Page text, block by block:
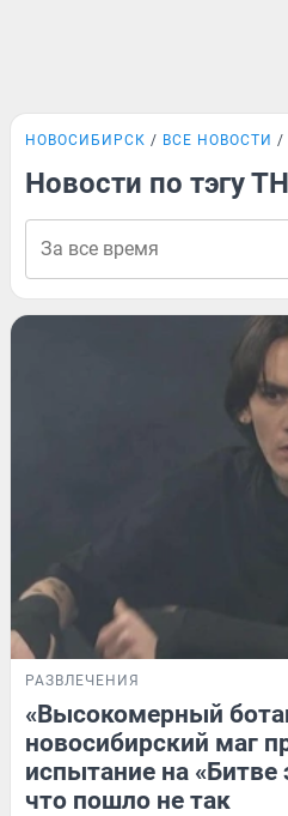
НОВОСИБИРСК ВСЕ НОВОСТИ
Новости по тэгу
РАЗВЛЕЧЕНИЯ
«Высокомерный
новосибирский маг
испытание на «Битве
что пошло не так